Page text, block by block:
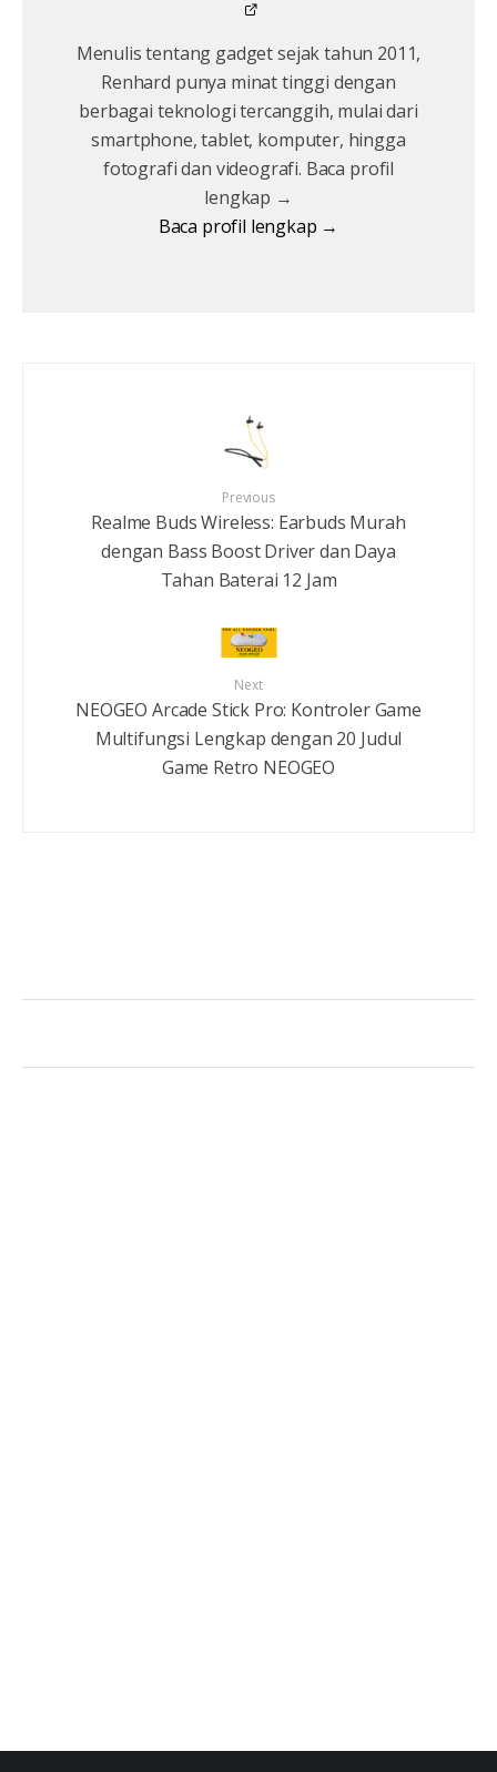
Menulis tentang gadget sejak tahun 2011,
Renhard punya minat tinggi dengan
berbagai teknologi tercanggih, mulai dari
smartphone, tablet, komputer, hingga
fotografi dan videografi. Baca profil
lengkap →
Baca profil lengkap →
Previous
Realme Buds Wireless: Earbuds Murah
dengan Bass Boost Driver dan Daya
Tahan Baterai 12 Jam
Next
NEOGEO Arcade Stick Pro: Kontroler Game
Multifungsi Lengkap dengan 20 Judul
Game Retro NEOGEO